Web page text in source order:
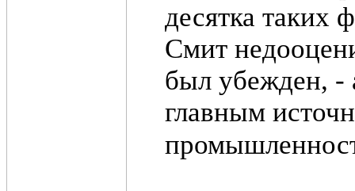
десятка таких
Смит
был убежден, -
главным